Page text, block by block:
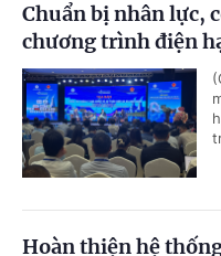
Chuẩn bị nhân lực,
chương trình điện
Hoàn thiện hệ